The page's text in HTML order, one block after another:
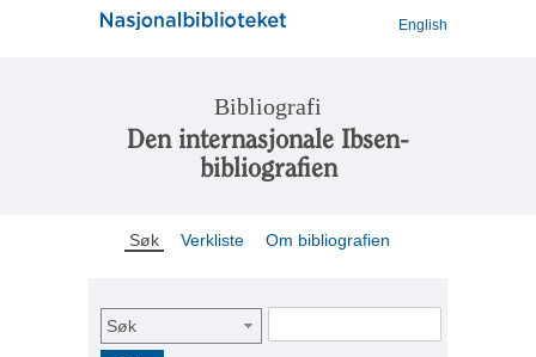
English
Bibliografi
Den internasjonale Ibsen-
bibliografien
Søk Verkliste Om bibliografien
Søk